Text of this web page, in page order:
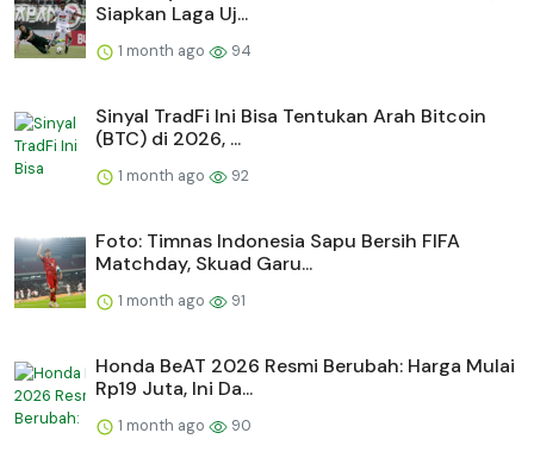
Siapkan Laga Uj...
1 month ago 94
Sinyal TradFi Ini Bisa Tentukan Arah Bitcoin
(BTC) di 2026, ...
1 month ago 92
Foto: Timnas Indonesia Sapu Bersih FIFA
Matchday, Skuad Garu...
1 month ago 91
Honda BeAT 2026 Resmi Berubah: Harga Mulai
Rp19 Juta, Ini Da...
1 month ago 90